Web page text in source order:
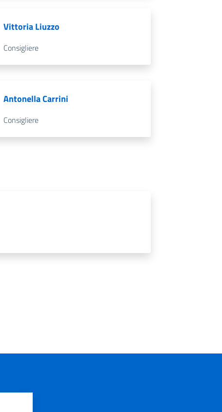
Vittoria Liuzzo
Consigliere
Antonella Carrini
Consigliere